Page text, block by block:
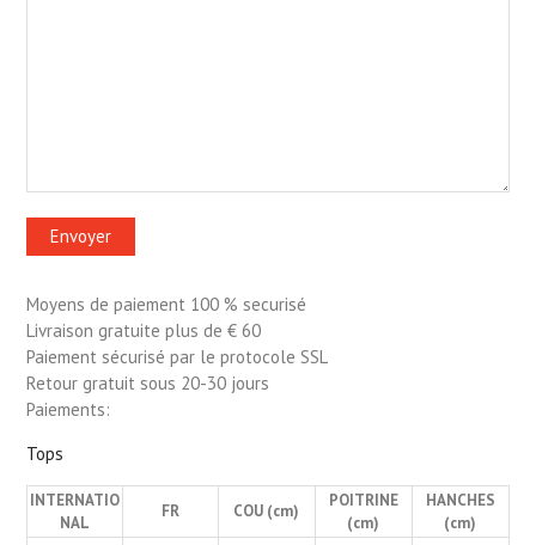
Moyens de paiement 100 % securisé
Livraison gratuite plus de € 60
Paiement sécurisé par le protocole SSL
Retour gratuit sous 20-30 jours
Paiements:
Tops
INTERNATIO
NAL
FR COU (cm)
POITRINE
(cm)
HANCHES
(cm)